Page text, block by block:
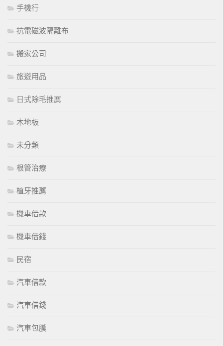
手機行
抗電磁波隔離布
搬家公司
旅遊用品
日式除毛推薦
木地板
未分類
根管治療
植牙推薦
機車借款
機車借錢
民宿
汽車借款
汽車借錢
汽車包膜